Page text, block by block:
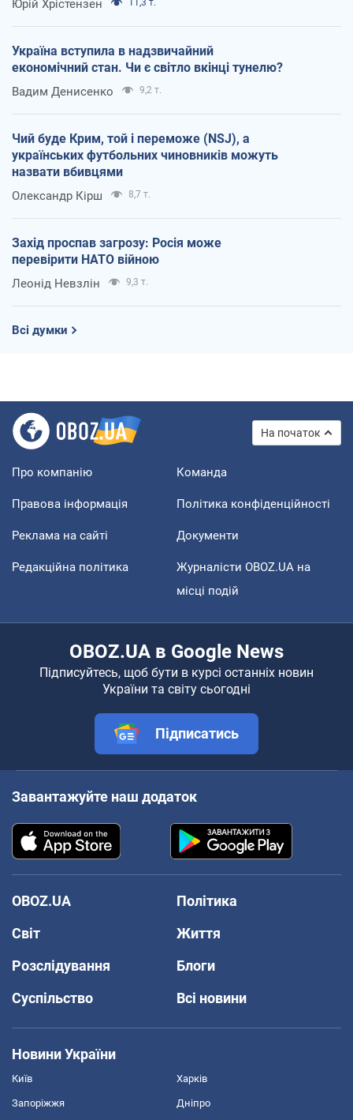
Юрій Хрістензен 11,3 т.
Україна вступила в надзвичайний
економічний стан. Чи є світло вкінці тунелю?
Вадим Денисенко 9,2 т.
Чий буде Крим, той і переможе (NSJ), а
українських футбольних чиновників можуть
назвати вбивцями
Олександр Кірш 8,7 т.
Захід проспав загрозу: Росія може
перевірити НАТО війною
Леонід Невзлін 9,3 т.
Всі думки
На початок
Про компанію Команда
Правова інформація Політика конфіденційності
Реклама на сайті Документи
Редакційна політика
Журналісти OBOZ.UA на
місці подій
OBOZ.UA в Google News
Підписуйтесь, щоб бути в курсі останніх новин
України та світу сьогодні
Підписатись
Завантажуйте наш додаток
OBOZ.UA
Політика
Світ
Життя
Розслідування
Блоги
Суспільство
Всі новини
Новини України
Київ Харків
Запоріжжя Дніпро